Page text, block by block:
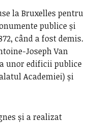
la Bruxelles pentru
publice și
când a fost demis.
Joseph Van
unor edificii publice
Academiei) și
și a realizat